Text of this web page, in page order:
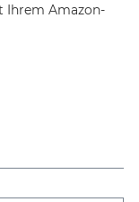
Ihrem Amazon-